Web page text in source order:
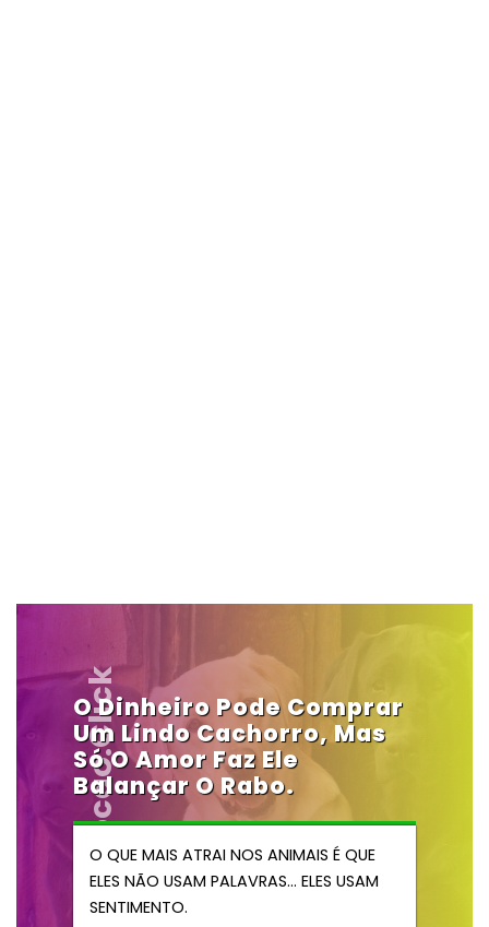
Vendocao.click
O Dinheiro Pode Comprar
Um Lindo Cachorro, Mas
Só O Amor Faz Ele
Balançar O Rabo.
O QUE MAIS ATRAI NOS ANIMAIS É QUE
ELES NÃO USAM PALAVRAS… ELES USAM
SENTIMENTO.